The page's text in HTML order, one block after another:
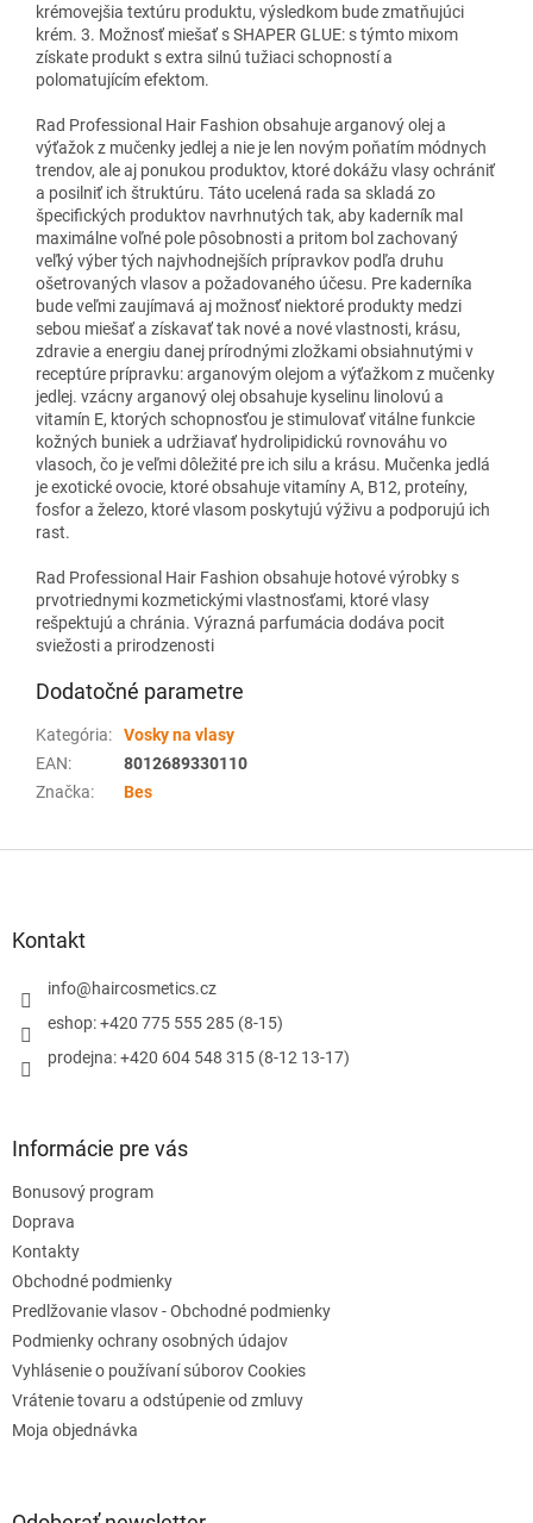
krémovejšia textúru produktu, výsledkom bude zmatňujúci
krém. 3. Možnosť miešať s SHAPER GLUE: s týmto mixom
získate produkt s extra silnú tužiaci schopností a
polomatujícím efektom.
Rad Professional Hair Fashion obsahuje arganový olej a
výťažok z mučenky jedlej a nie je len novým poňatím módnych
trendov, ale aj ponukou produktov, ktoré dokážu vlasy ochrániť
a posilniť ich štruktúru. Táto ucelená rada sa skladá zo
špecifických produktov navrhnutých tak, aby kaderník mal
maximálne voľné pole pôsobnosti a pritom bol zachovaný
veľký výber tých najvhodnejších prípravkov podľa druhu
ošetrovaných vlasov a požadovaného účesu. Pre kaderníka
bude veľmi zaujímavá aj možnosť niektoré produkty medzi
sebou miešať a získavať tak nové a nové vlastnosti, krásu,
zdravie a energiu danej prírodnými zložkami obsiahnutými v
receptúre prípravku: arganovým olejom a výťažkom z mučenky
jedlej. vzácny arganový olej obsahuje kyselinu linolovú a
vitamín E, ktorých schopnosťou je stimulovať vitálne funkcie
kožných buniek a udržiavať hydrolipidickú rovnováhu vo
vlasoch, čo je veľmi dôležité pre ich silu a krásu. Mučenka jedlá
je exotické ovocie, ktoré obsahuje vitamíny A, B12, proteíny,
fosfor a železo, ktoré vlasom poskytujú výživu a podporujú ich
rast.
Rad Professional Hair Fashion obsahuje hotové výrobky s
prvotriednymi kozmetickými vlastnosťami, ktoré vlasy
rešpektujú a chránia. Výrazná parfumácia dodáva pocit
sviežosti a prirodzenosti
Dodatočné parametre
Kategória:
Vosky na vlasy
EAN:
8012689330110
Značka: Bes
Kontakt
info@haircosmetics.cz
eshop: +420 775 555 285 (8-15)
prodejna: +420 604 548 315 (8-12 13-17)
Informácie pre vás
Bonusový program
Doprava
Kontakty
Obchodné podmienky
Predlžovanie vlasov - Obchodné podmienky
Podmienky ochrany osobných údajov
Vyhlásenie o používaní súborov Cookies
Vrátenie tovaru a odstúpenie od zmluvy
Moja objednávka